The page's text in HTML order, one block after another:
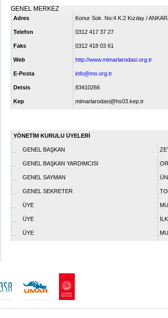
GENEL MERKEZ
Adres Konur Sok. No:4 K:2 Kızılay /
Telefon 0312 417 37 27
Faks 0312 418 03 61
Web http://www.mimarlarodasi.org.tr
E-Posta info@mo.org.tr
Detsis 83410266
Kep mimarlarodasi@hs03.kep.tr
YÖNETİM KURULU ÜYELERİ
GENEL BAŞKAN
GENEL BAŞKAN YARDIMCISI
GENEL SAYMAN
GENEL SEKRETER
ÜYE
ÜYE
ÜYE